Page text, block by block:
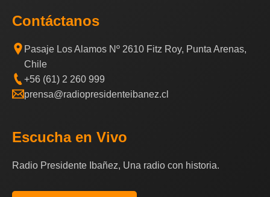
Contáctanos
Pasaje Los Alamos Nº 2610 Fitz Roy, Punta Arenas,
Chile
+56 (61) 2 260 999
prensa@radiopresidenteibanez.cl
Escucha en Vivo
Radio Presidente Ibañez, Una radio con historia.